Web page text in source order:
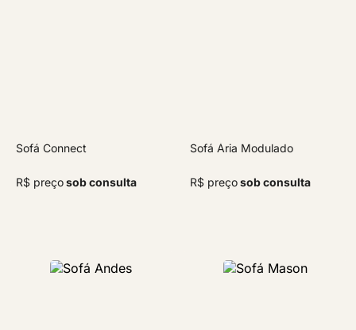
Sofá Connect
R$ preçosob consulta
Sofá Ária Modulado
R$ preçosob consulta